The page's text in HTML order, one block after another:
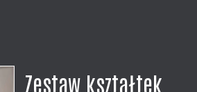
Zestaw kształtek